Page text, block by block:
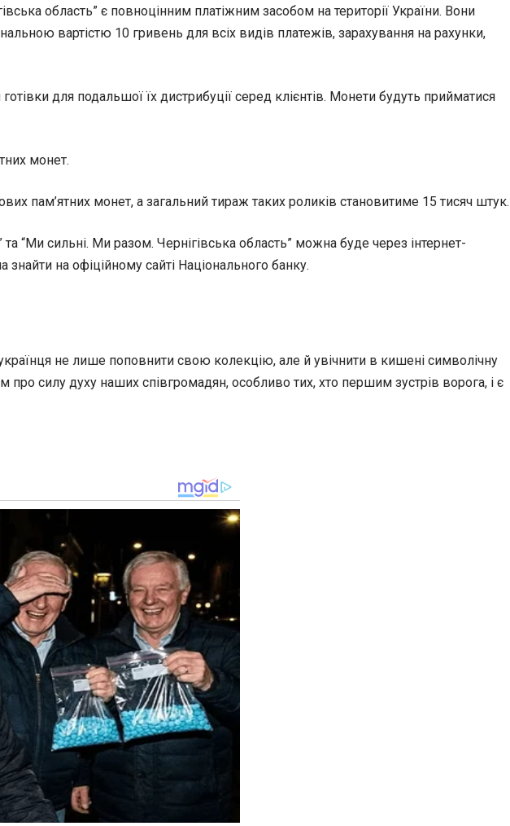
область” є повноцінним платіжним засобом на території України. Вони
вартістю 10 гривень для всіх видів платежів, зарахування на рахунки,
для подальшої їх дистрибуції серед клієнтів. Монети будуть прийматися
монет.
пам’ятних монет, а загальний тираж таких роликів становитиме 15 тисяч штук.
“Ми сильні. Ми разом. Чернігівська область” можна буде через інтернет-
на офіційному сайті Національного банку.
не лише поповнити свою колекцію, але й увічнити в кишені символічну
силу духу наших співгромадян, особливо тих, хто першим зустрів ворога, і є